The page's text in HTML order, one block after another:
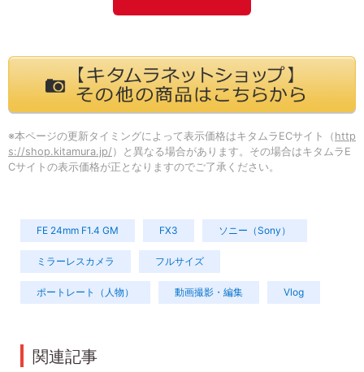
※本ページの更新タイミングによって表示価格はキタムラECサイト（ http
s://shop.kitamura.jp/ ）と異なる場合があります。その場合はキタムラE
Cサイトの表示価格が正となりますのでご了承ください。
FE 24mm F1.4 GM FX3 ソニー（Sony）
ミラーレスカメラ フルサイズ
ポートレート（人物） 動画撮影・編集 Vlog
関連記事